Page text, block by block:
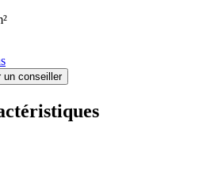
un conseiller